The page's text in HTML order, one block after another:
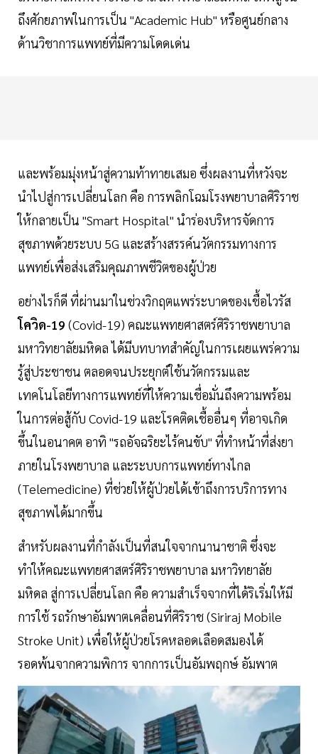
ถึงศักยภาพในการเป็น "Academic Hub" หรือศูนย์กลาง
ด้านวิชาการแพทย์ที่มีความโดดเด่น
และพร้อมมุ่งหน้าสู่ความท้าทายเสมอ ซึ่งผลงานที่หวังจะ
นำไปสู่การเปลี่ยนโลก คือ การพลิกโฉมโรงพยาบาลศิริราช
ให้กลายเป็น "Smart Hospital" นำร่องบริหารจัดการ
สุขภาพด้วยระบบ 5G และสร้างสรรค์นวัตกรรมทางการ
แพทย์เพื่อส่งเสริมคุณภาพชีวิตของผู้ป่วย
อย่างไรก็ดี ที่ผ่านมาในช่วงวิกฤตแพร่ระบาดของเชื้อไวรัส
โควิด-19 (Covid-19) คณะแพทยศาสตร์ศิริราชพยาบาล
มหาวิทยาลัยมหิดล ได้มีบทบาทสำคัญในการเผยแพร่ความ
รู้สู่ประชาชน ตลอดจนประยุกต์ใช้นวัตกรรมและ
เทคโนโลยีทางการแพทย์ที่ให้ความเชื่อมั่นถึงความพร้อม
ในการต่อสู้กับ Covid-19 และโรคติดเชื้ออื่นๆ ที่อาจเกิด
ขึ้นในอนาคต อาทิ "รถอัจฉริยะไร้คนขับ" ที่ทำหน้าที่ส่งยา
ภายในโรงพยาบาล และระบบการแพทย์ทางไกล
(Telemedicine) ที่ช่วยให้ผู้ป่วยได้เข้าถึงการบริการทาง
สุขภาพได้มากขึ้น
สำหรับผลงานที่กำลังเป็นที่สนใจจากนานาชาติ ซึ่งจะ
ทำให้คณะแพทยศาสตร์ศิริราชพยาบาล มหาวิทยาลัย
มหิดล สู่การเปลี่ยนโลก คือ ความสำเร็จจากที่ได้ริเริ่มให้มี
การใช้ รถรักษาอัมพาตเคลื่อนที่ศิริราช (Siriraj Mobile
Stroke Unit) เพื่อให้ผู้ป่วยโรคหลอดเลือดสมองได้
รอดพ้นจากความพิการ จากการเป็นอัมพฤกษ์ อัมพาต